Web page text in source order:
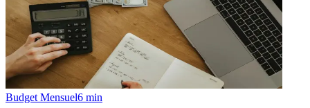
Budget Mensuel6 min